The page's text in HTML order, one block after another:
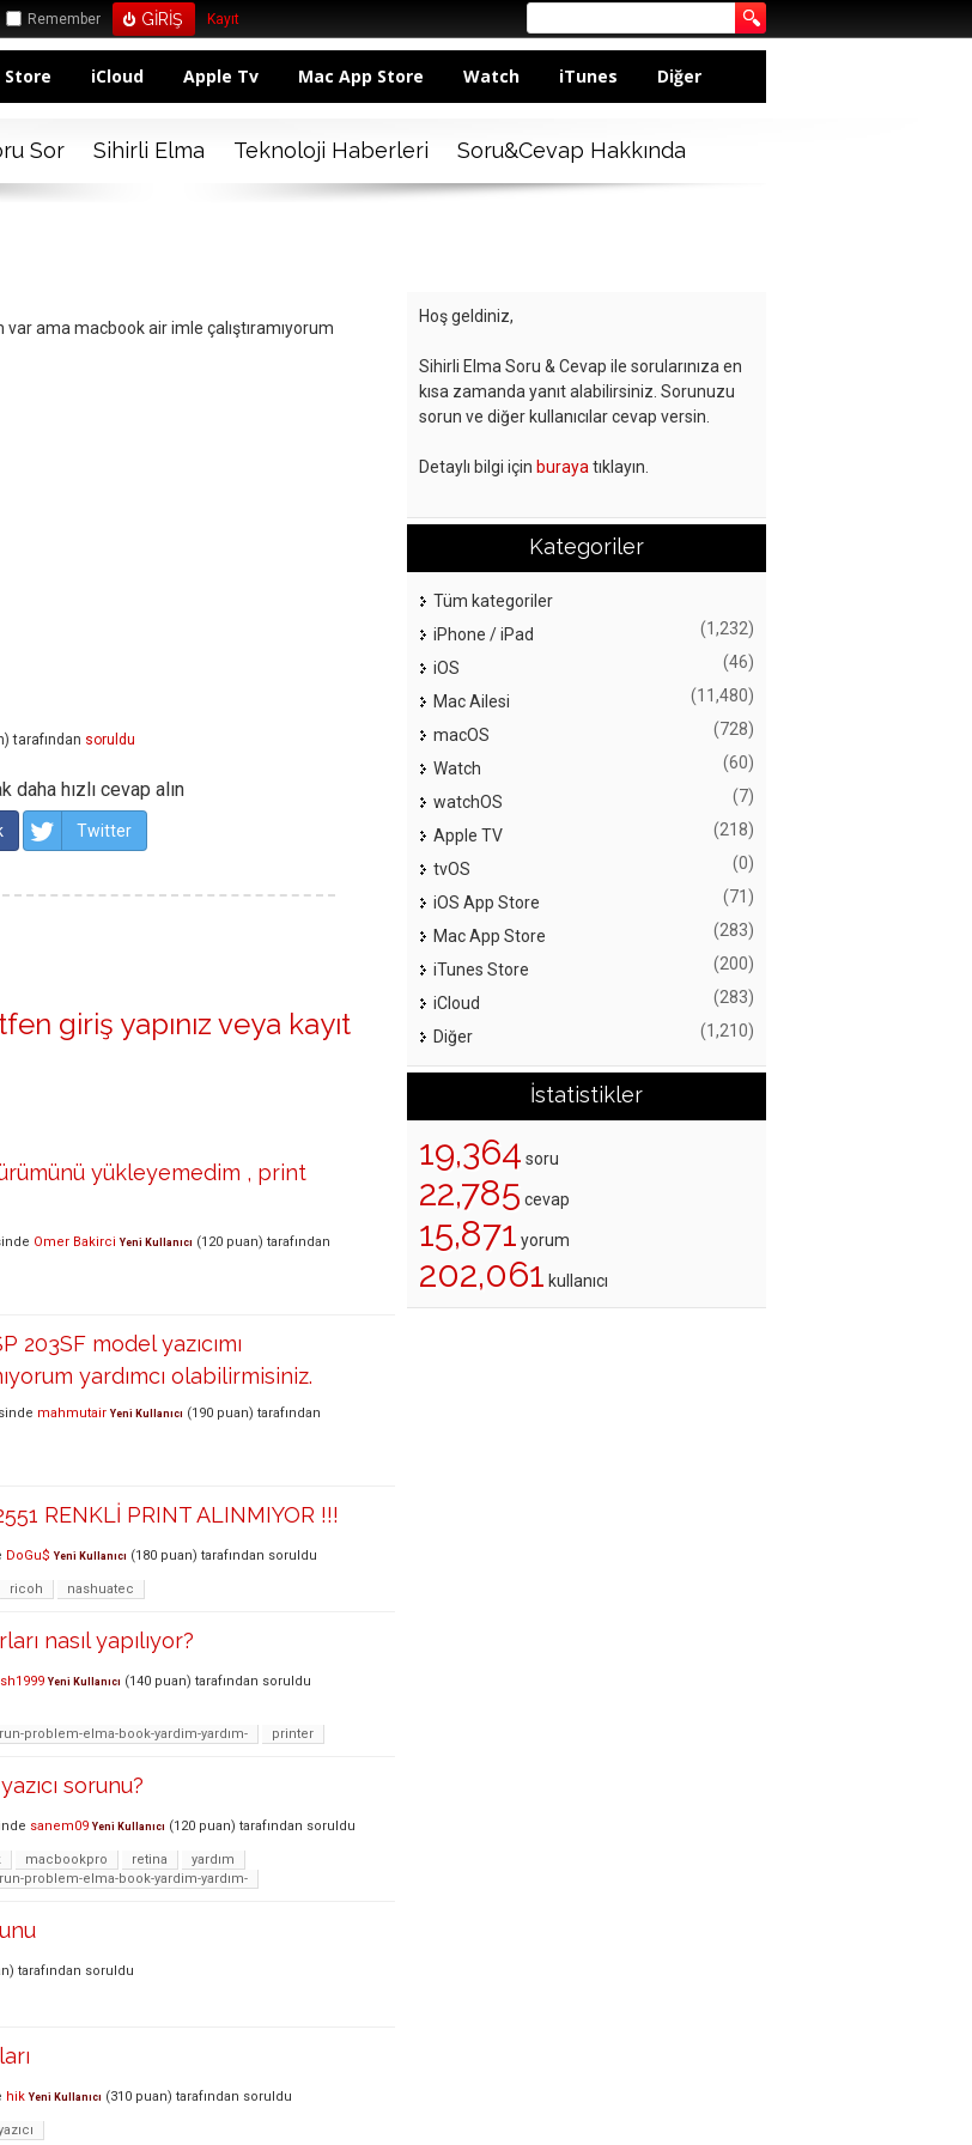
Remember Kayıt
Store iCloud Apple Tv Mac App Store Watch iTunes Diğer
Sor Sihirli Elma Teknoloji Haberleri Soru&Cevap Hakkında
var ama macbook air imle çalıştıramıyorum
tarafından soruldu
daha hızlı cevap alın
Twitter
giriş yapınız veya kayıt
yükleyemedim , print
Omer Bakirci Yeni Kullanıcı (120 puan) tarafından
203SF model yazıcımı
yardımcı olabilirmisiniz.
mahmutair Yeni Kullanıcı (190 puan) tarafından
RENKLİ PRINT ALINMIYOR !!!
DoGu$ Yeni Kullanıcı (180 puan) tarafından soruldu
ricoh nashuatec
nasıl yapılıyor?
Yeni Kullanıcı (140 puan) tarafından soruldu
problem-elma-book-yardim-yardım-
printer
sorunu?
sanem09 Yeni Kullanıcı (120 puan) tarafından soruldu
macbookpro retina
yardım
problem-elma-book-yardim-yardım-
tarafından soruldu
hik Yeni Kullanıcı (310 puan) tarafından soruldu
Hoş geldiniz,
Sihirli Elma Soru & Cevap ile sorularınıza en
kısa zamanda yanıt alabilirsiniz. Sorunuzu
sorun ve diğer kullanıcılar cevap versin.
Detaylı bilgi için buraya tıklayın.
Kategoriler
Tüm kategoriler
iPhone / iPad
(1,232)
iOS (46)
Mac Ailesi (11,480)
macOS (728)
Watch (60)
watchOS (7)
Apple TV (218)
tvOS (0)
iOS App Store (71)
Mac App Store (283)
iTunes Store (200)
iCloud (283)
Diğer (1,210)
İstatistikler
19,364 soru
22,785 cevap
15,871 yorum
202,061 kullanıcı